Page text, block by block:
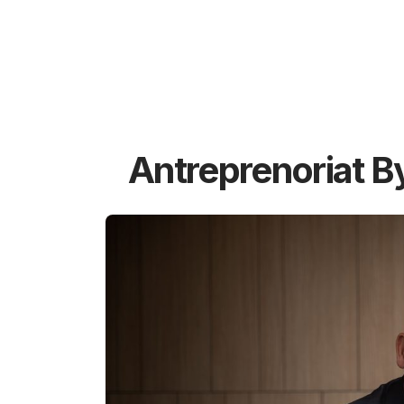
Antreprenoriat